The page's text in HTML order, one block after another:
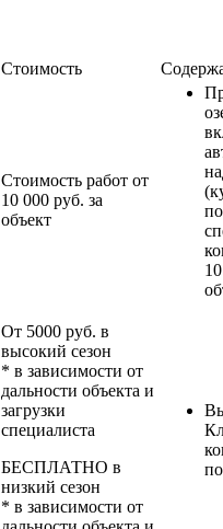
Стоимость
Стоимость работ от
10 000 руб. за
объект
От 5000 руб. в
высокий сезон
* в зависимости от
дальности объекта и
загрузки
специалиста
БЕСПЛАТНО в
низкий сезон
* в зависимости от